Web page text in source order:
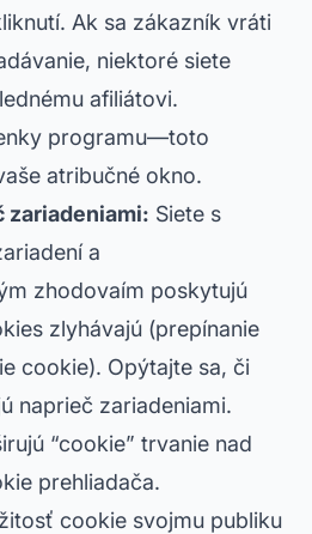
Ak sa zákazník vráti
niektoré siete
afiliátovi.
programu—toto
atribučné okno.
zariadeniami: Siete s
a
zhodovaím poskytujú
zlyhávajú (prepínanie
cookie). Opýtajte sa, či
naprieč zariadeniami.
“cookie” trvanie nad
prehliadača.
cookie svojmu publiku